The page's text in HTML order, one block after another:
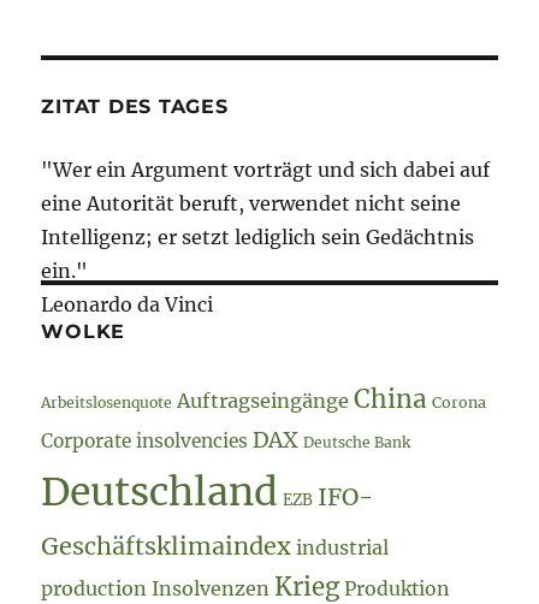
ZITAT DES TAGES
"Wer ein Argument vorträgt und sich dabei auf
eine Autorität beruft, verwendet nicht seine
Intelligenz; er setzt lediglich sein Gedächtnis
ein."
Leonardo da Vinci
WOLKE
Arbeitslosenquote Auftragseingänge China Corona
Corporate insolvencies DAX Deutsche Bank
Deutschland EZB IFO-
Geschäftsklimaindex industrial
production Insolvenzen Krieg Produktion